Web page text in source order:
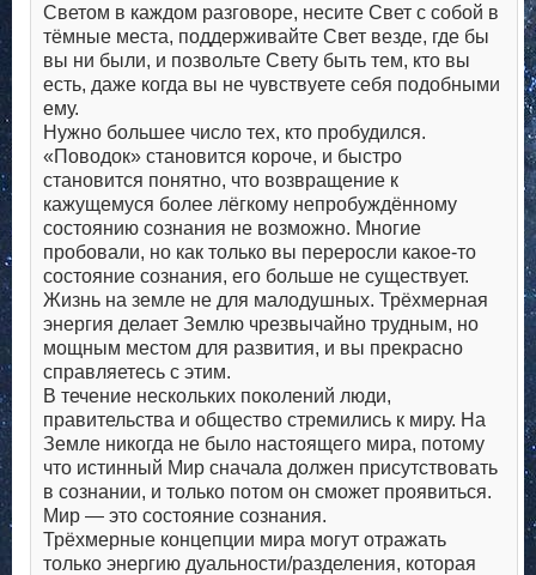
Светом в каждом разговоре, несите Свет с собой в
тёмные места, поддерживайте Свет везде, где бы
вы ни были, и позвольте Свету быть тем, кто вы
есть, даже когда вы не чувствуете себя подобными
ему.
Нужно большее число тех, кто пробудился.
«Поводок» становится короче, и быстро
становится понятно, что возвращение к
кажущемуся более лёгкому непробуждённому
состоянию сознания не возможно. Многие
пробовали, но как только вы переросли какое-то
состояние сознания, его больше не существует.
Жизнь на земле не для малодушных. Трёхмерная
энергия делает Землю чрезвычайно трудным, но
мощным местом для развития, и вы прекрасно
справляетесь с этим.
В течение нескольких поколений люди,
правительства и общество стремились к миру. На
Земле никогда не было настоящего мира, потому
что истинный Мир сначала должен присутствовать
в сознании, и только потом он сможет проявиться.
Мир — это состояние сознания.
Трёхмерные концепции мира могут отражать
только энергию дуальности/разделения, которая